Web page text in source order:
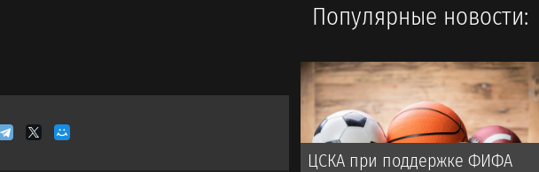
Популярные новости:
ЦСКА при поддержке ФИФА